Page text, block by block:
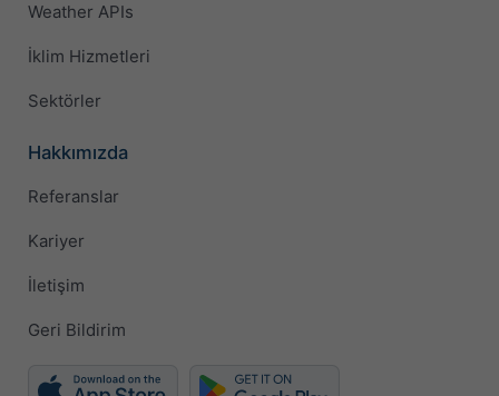
Weather APIs
İklim Hizmetleri
Sektörler
Hakkımızda
Referanslar
Kariyer
İletişim
Geri Bildirim